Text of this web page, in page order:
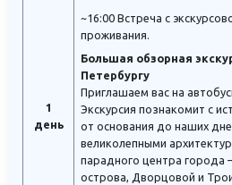
1
день
~16:00 Встреча с
проживания.
Большая обзорная
Петербургу
Приглашаем вас на
Экскурсия познакомит с
от основания до наших
великолепными
парадного центра города
острова, Дворцовой и